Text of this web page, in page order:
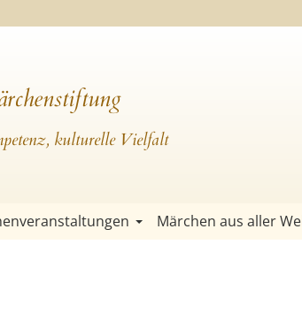
kulturelle Vielfalt
Märchen aus aller